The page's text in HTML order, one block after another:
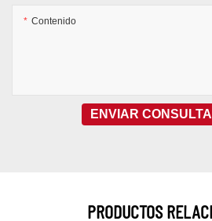
Contenido
ENVIAR
PRODUCTOS